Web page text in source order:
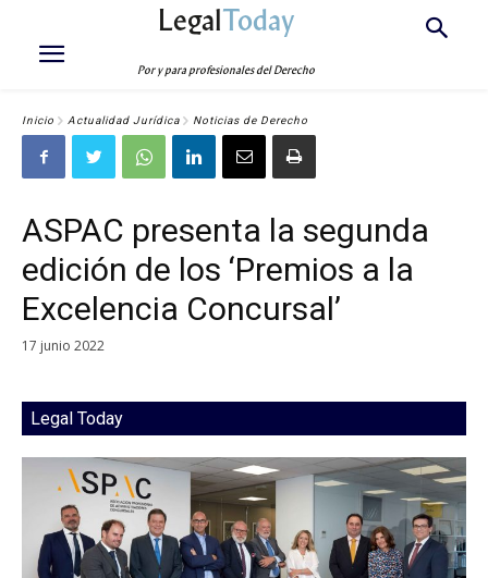
LegalToday
Por y para profesionales del Derecho
Inicio Actualidad Jurídica Noticias de Derecho
ASPAC presenta la segunda
edición de los ‘Premios a la
Excelencia Concursal’
17 junio 2022
Legal Today